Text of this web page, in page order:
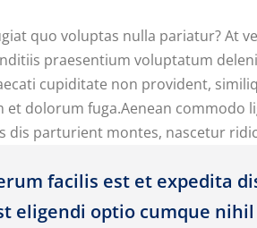
quo voluptas nulla pariatur? At
praesentium voluptatum
cupiditate non provident,
dolorum fuga.Aenean commodo
dis parturient montes, nascetur
facilis est et expedita
eligendi optio cumque